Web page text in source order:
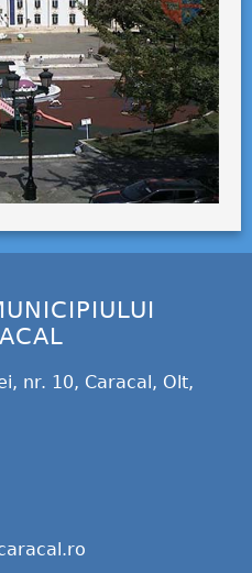
nr. 10, Caracal, Olt,